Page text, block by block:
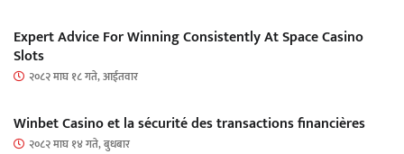
Expert Advice For Winning Consistently At Space Casino
Slots
२०८२ माघ १८ गते, आईतवार
Winbet Casino et la sécurité des transactions financières
२०८२ माघ १४ गते, बुधबार